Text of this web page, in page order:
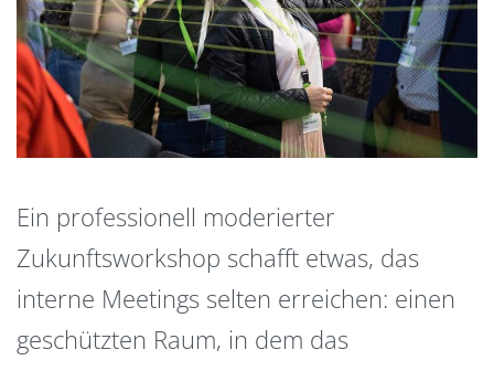
Ein professionell moderierter
Zukunftsworkshop schafft etwas, das
interne Meetings selten erreichen: einen
geschützten Raum, in dem das